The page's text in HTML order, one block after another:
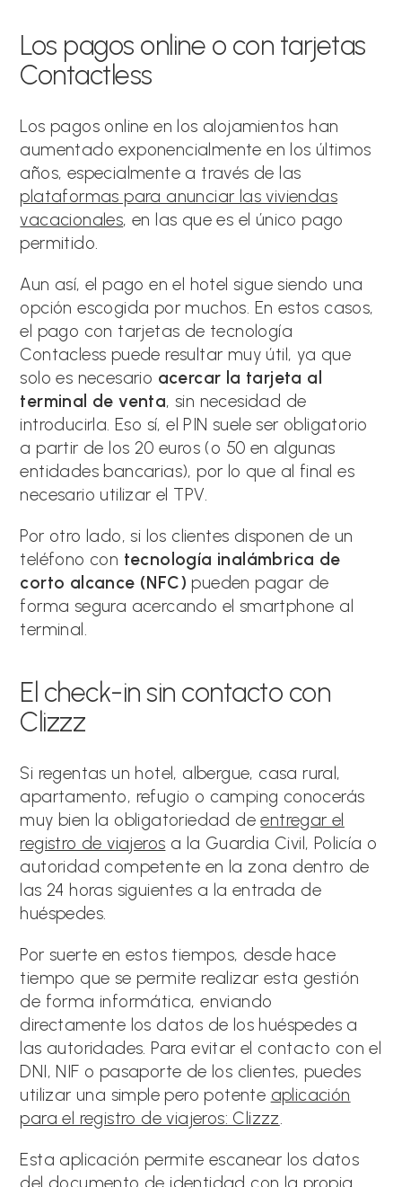
Los pagos online o con tarjetas
Contactless
Los pagos online en los alojamientos han
aumentado exponencialmente en los últimos
años, especialmente a través de las
plataformas para anunciar las viviendas
vacacionales, en las que es el único pago
permitido.
Aun así, el pago en el hotel sigue siendo una
opción escogida por muchos. En estos casos,
el pago con tarjetas de tecnología
Contacless puede resultar muy útil, ya que
solo es necesario acercar la tarjeta al
terminal de venta, sin necesidad de
introducirla. Eso sí, el PIN suele ser obligatorio
a partir de los 20 euros (o 50 en algunas
entidades bancarias), por lo que al final es
necesario utilizar el TPV.
Por otro lado, si los clientes disponen de un
teléfono con tecnología inalámbrica de
corto alcance (NFC) pueden pagar de
forma segura acercando el smartphone al
terminal.
El check-in sin contacto con
Clizzz
Si regentas un hotel, albergue, casa rural,
apartamento, refugio o camping conocerás
muy bien la obligatoriedad deentregar el
registro de viajeros a la Guardia Civil, Policía o
autoridad competente en la zona dentro de
las 24 horas siguientes a la entrada de
huéspedes.
Por suerte en estos tiempos, desde hace
tiempo que se permite realizar esta gestión
de forma informática, enviando
directamente los datos de los huéspedes a
las autoridades. Para evitar el contacto con el
DNI, NIF o pasaporte de los clientes, puedes
utilizar una simple pero potente aplicación
para el registro de viajeros: Clizzz.
Esta aplicación permite escanear los datos